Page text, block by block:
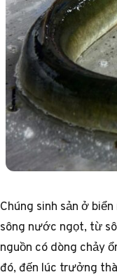
Chúng sinh sản ở
sông nước ngọt, từ
nguồn có dòng chảy
đó, đến lúc trưởng